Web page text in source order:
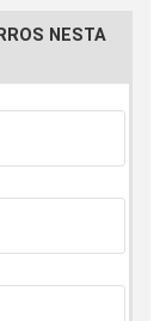
NESTA